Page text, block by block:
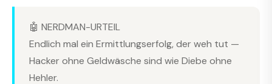
🤖 NERDMAN-URTEIL
Endlich mal ein Ermittlungserfolg, der weh tut —
Hacker ohne Geldwäsche sind wie Diebe ohne
Hehler.